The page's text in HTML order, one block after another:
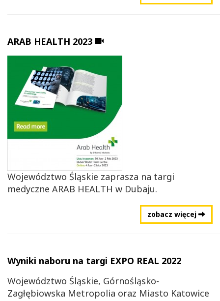
ARAB HEALTH 2023
Dołączono
video
Województwo Śląskie zaprasza na targi
medyczne ARAB HEALTH w Dubaju.
zobacz więcej
Wyniki naboru na targi EXPO REAL 2022
Województwo Śląskie, Górnośląsko-
Zagłębiowska Metropolia oraz Miasto Katowice